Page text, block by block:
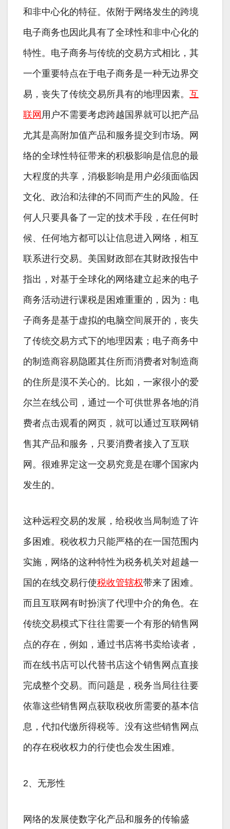
和非中心化的特征。依附于网络发生的跨境
电子商务也因此具有了全球性和非中心化的
特性。电子商务与传统的交易方式相比，其
一个重要特点在于电子商务是一种无边界交
易，丧失了传统交易所具有的地理因素。 互
联网 用户不需要考虑跨越国界就可以把产品
尤其是高附加值产品和服务提交到市场。网
络的全球性特征带来的积极影响是信息的最
大程度的共享，消极影响是用户必须面临因
文化、政治和法律的不同而产生的风险。任
何人只要具备了一定的技术手段，在任何时
候、任何地方都可以让信息进入网络，相互
联系进行交易。美国财政部在其财政报告中
指出，对基于全球化的网络建立起来的电子
商务活动进行课税是困难重重的，因为：电
子商务是基于虚拟的电脑空间展开的，丧失
了传统交易方式下的地理因素；电子商务中
的制造商容易隐匿其住所而消费者对制造商
的住所是漠不关心的。比如，一家很小的爱
尔兰在线公司，通过一个可供世界各地的消
费者点击观看的网页，就可以通过互联网销
售其产品和服务，只要消费者接入了互联
网。很难界定这一交易究竟是在哪个国家内
发生的。
这种远程交易的发展，给税收当局制造了许
多困难。税收权力只能严格的在一国范围内
实施，网络的这种特性为税务机关对超越一
国的在线交易行使税收管辖权带来了困难。
而且互联网有时扮演了代理中介的角色。在
传统交易模式下往往需要一个有形的销售网
点的存在，例如，通过书店将书卖给读者，
而在线书店可以代替书店这个销售网点直接
完成整个交易。而问题是，税务当局往往要
依靠这些销售网点获取税收所需要的基本信
息，代扣代缴所得税等。没有这些销售网点
的存在税收权力的行使也会发生困难。
2、无形性
网络的发展使数字化产品和服务的传输盛